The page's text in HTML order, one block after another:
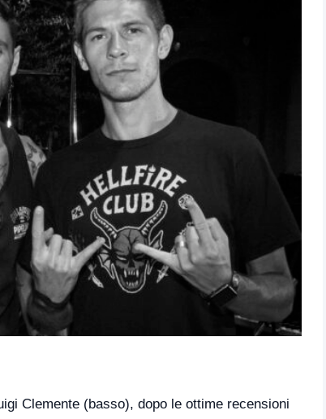
Clemente (basso), dopo le ottime recensioni